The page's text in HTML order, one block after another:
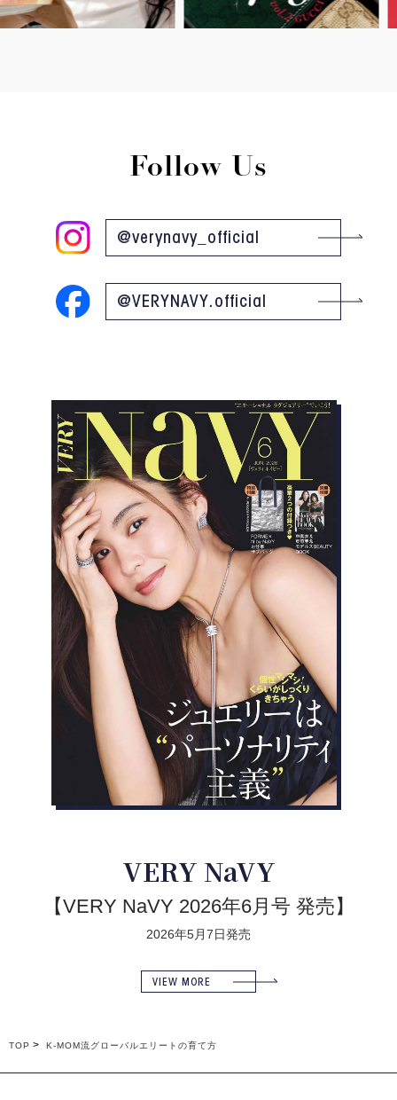
Follow Us
@verynavy_official
@VERYNAVY.official
VERY NaVY
【VERY NaVY 2026年6月号 発売】
2026年5月7日発売
VIEW MORE
TOP K-MOM流グローバルエリートの育て方